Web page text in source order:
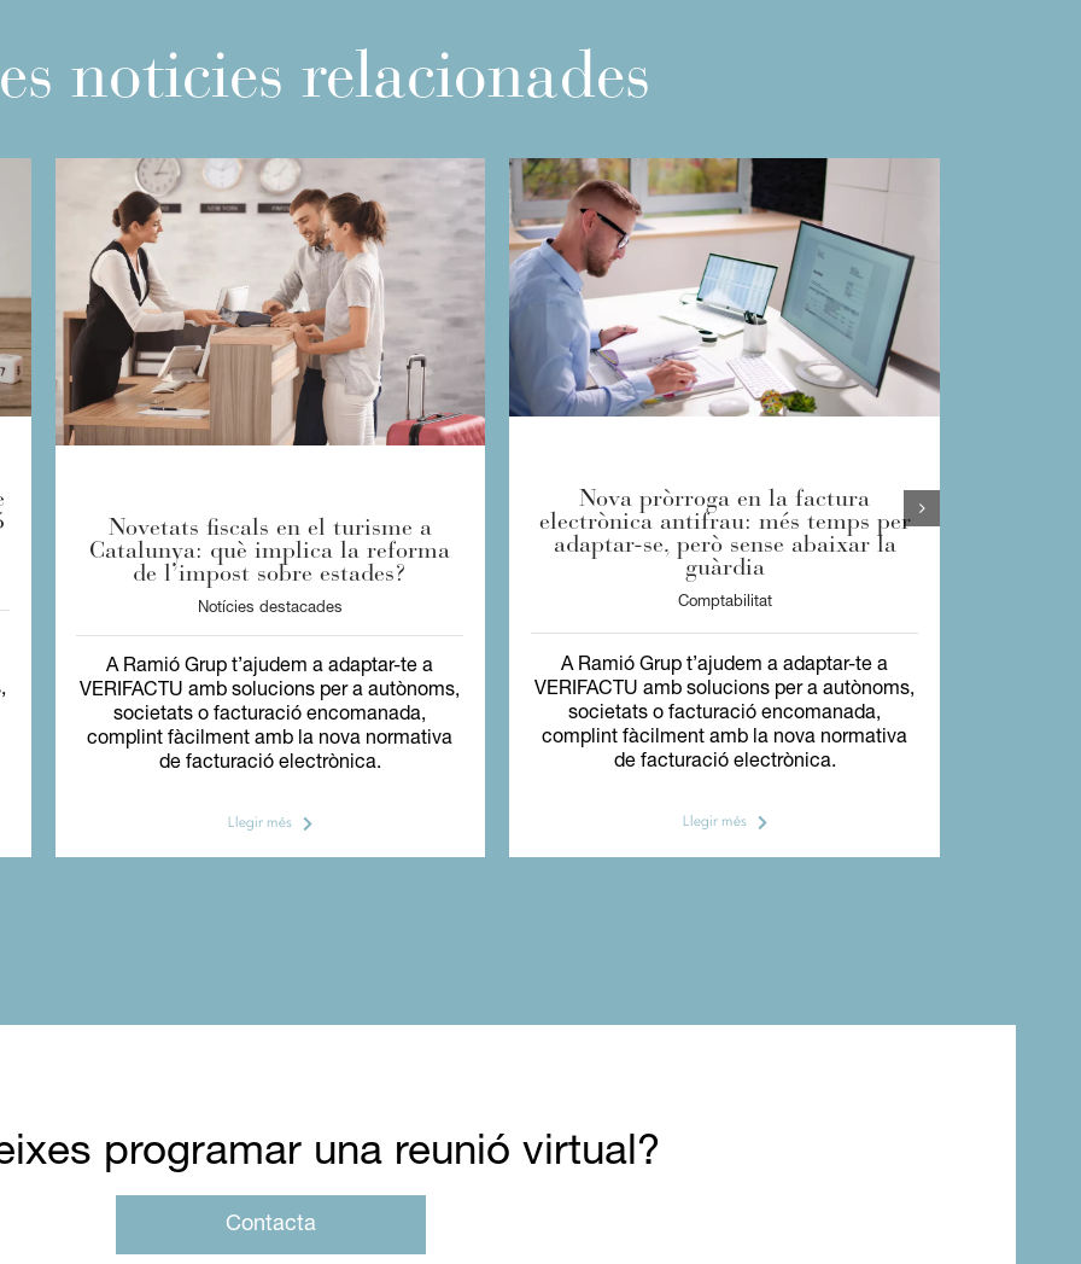
noticies relacionades
Novetats fiscals en el turisme a
Catalunya: què implica la reforma
de l’impost sobre estades?
Notícies destacades
A Ramió Grup t’ajudem a adaptar-te a
VERIFACTU amb solucions per a autònoms,
societats o facturació encomanada,
complint fàcilment amb la nova normativa
de facturació electrònica.
Llegir més
Nova pròrroga en la factura
electrònica antifrau: més temps per
adaptar-se, però sense abaixar la
guàrdia
Comptabilitat
A Ramió Grup t’ajudem a adaptar-te a
VERIFACTU amb solucions per a autònoms,
societats o facturació encomanada,
complint fàcilment amb la nova normativa
de facturació electrònica.
Llegir més
programar una reunió virtual?
Contacta